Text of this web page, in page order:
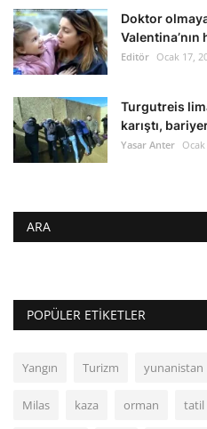
Doktor
Valentina’nın
Editör Ocak 17,
Turgutreis
karıştı,
Yasar Anter
ARA
POPÜLER ETIKETLER
Yangın Turizm yunanistan
Milas kaza orman tatil